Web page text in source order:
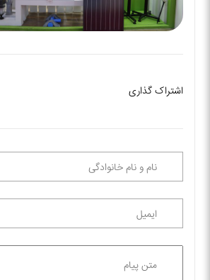
اشتراک گذاری